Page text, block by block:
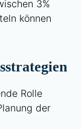
3%
können
Rolle
der